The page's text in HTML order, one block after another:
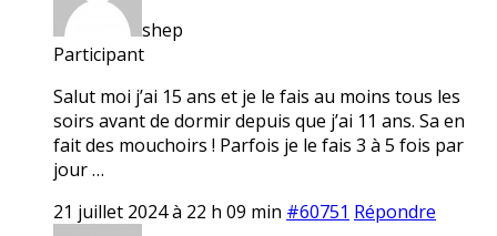
shep
Participant
Salut moi j’ai 15 ans et je le fais au moins tous les
soirs avant de dormir depuis que j’ai 11 ans. Sa en
fait des mouchoirs ! Parfois je le fais 3 à 5 fois par
jour …
21 juillet 2024 à 22 h 09 min #60751 Répondre